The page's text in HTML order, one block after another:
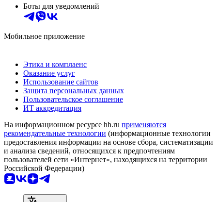
Боты для уведомлений
Мобильное приложение
Этика и комплаенс
Оказание услуг
Использование сайтов
Защита персональных данных
Пользовательское соглашение
ИТ аккредитация
На информационном ресурсе hh.ru применяются
рекомендательные технологии (информационные технологии
предоставления информации на основе сбора, систематизации
и анализа сведений, относящихся к предпочтениям
пользователей сети «Интернет», находящихся на территории
Российской Федерации)